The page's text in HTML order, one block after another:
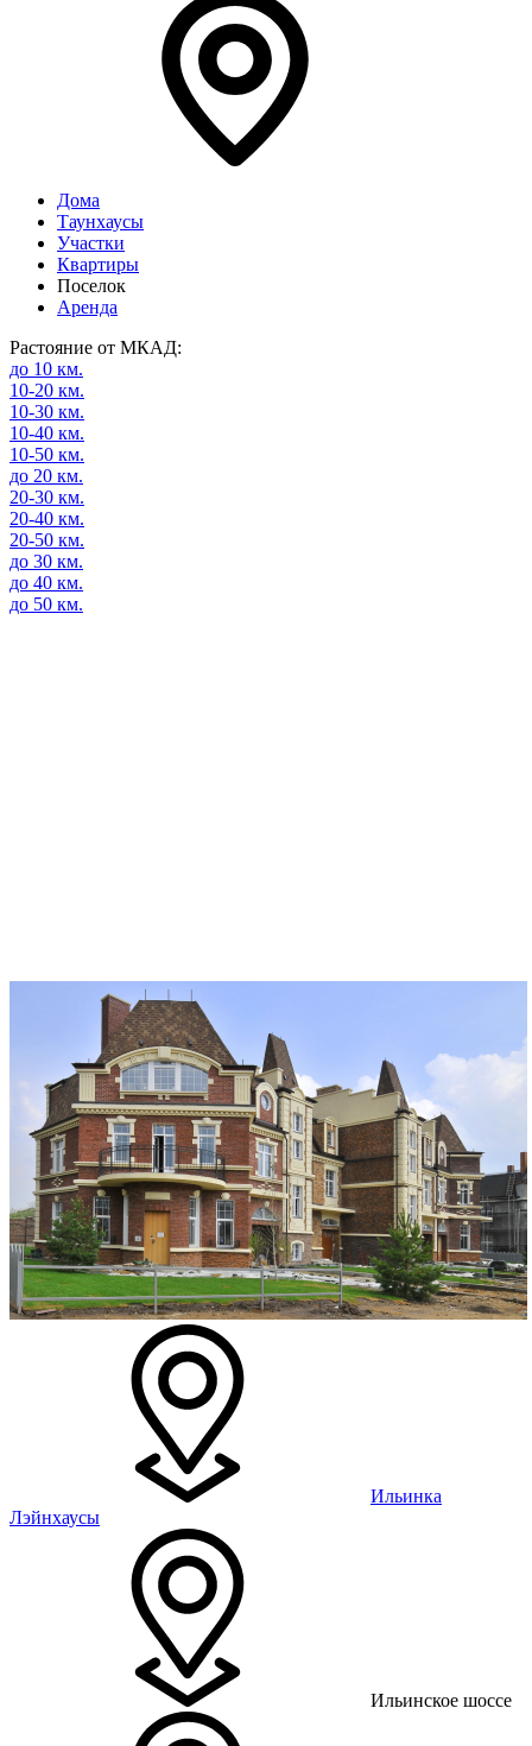
Дома
Таунхаусы
Участки
Квартиры
Поселок
Аренда
Растояние от МКАД:
до 10 км.
10-20 км.
10-30 км.
10-40 км.
10-50 км.
до 20 км.
20-30 км.
20-40 км.
20-50 км.
до 30 км.
до 40 км.
до 50 км.
Ильинка
Лэйнхаусы
Ильинское шоссе